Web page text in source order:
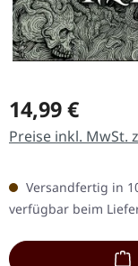
Regulärer Preis:
14,99 €
Preise inkl. MwSt.
Versandfertig in
verfügbar beim